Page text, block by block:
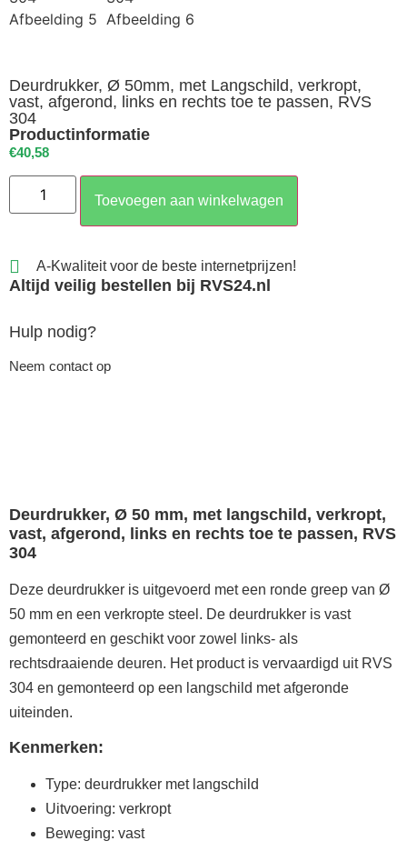
Deurdrukker, Ø 50mm, met Langschild, verkropt,
vast, afgerond, links en rechts toe te passen, RVS
304
Productinformatie
€40,58
Toevoegen aan winkelwagen
A-Kwaliteit voor de beste internetprijzen!
Altijd veilig bestellen bij RVS24.nl
Hulp nodig?
Neem contact op
Deurdrukker, Ø 50 mm, met langschild, verkropt,
vast, afgerond, links en rechts toe te passen, RVS
304
Deze deurdrukker is uitgevoerd met een ronde greep van Ø
50 mm en een verkropte steel. De deurdrukker is vast
gemonteerd en geschikt voor zowel links- als
rechtsdraaiende deuren. Het product is vervaardigd uit RVS
304 en gemonteerd op een langschild met afgeronde
uiteinden.
Kenmerken:
Type: deurdrukker met langschild
Uitvoering: verkropt
Beweging: vast